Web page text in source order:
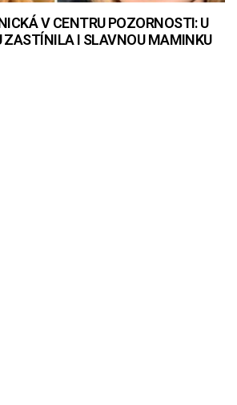
V CENTRU POZORNOSTI: U
ZASTÍNILA I SLAVNOU MAMINKU